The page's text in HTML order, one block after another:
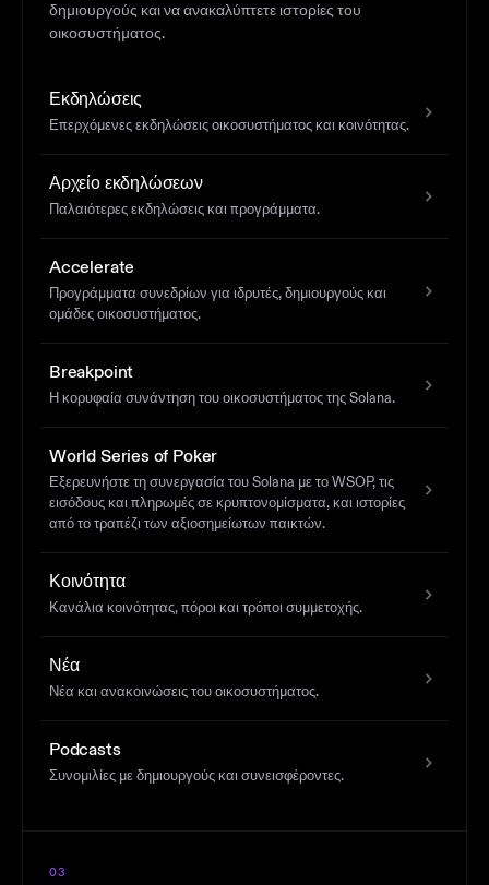
δημιουργούς και να ανακαλύπτετε ιστορίες του
οικοσυστήματος.
Εκδηλώσεις
Επερχόμενες εκδηλώσεις οικοσυστήματος και κοινότητας.
Αρχείο εκδηλώσεων
Παλαιότερες εκδηλώσεις και προγράμματα.
Accelerate
Προγράμματα συνεδρίων για ιδρυτές, δημιουργούς και
ομάδες οικοσυστήματος.
Breakpoint
Η κορυφαία συνάντηση του οικοσυστήματος της Solana.
World Series of Poker
Εξερευνήστε τη συνεργασία του Solana με το WSOP, τις
εισόδους και πληρωμές σε κρυπτονομίσματα, και ιστορίες
από το τραπέζι των αξιοσημείωτων παικτών.
Κοινότητα
Κανάλια κοινότητας, πόροι και τρόποι συμμετοχής.
Νέα
Νέα και ανακοινώσεις του οικοσυστήματος.
Podcasts
Συνομιλίες με δημιουργούς και συνεισφέροντες.
03